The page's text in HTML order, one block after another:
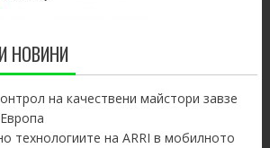
НОВИНИ
на качествени майстори завзе
технологиите на ARRI в мобилното